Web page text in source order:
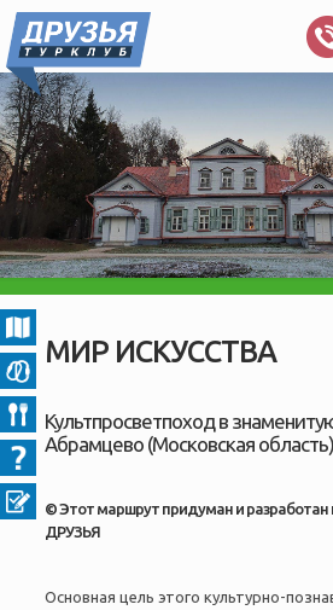
МИР ИСКУССТВА
Культпросветпоход в
Абрамцево (Московская область)
© Этот маршрут придуман и разработан
ДРУЗЬЯ
Основная цель этого культурно-